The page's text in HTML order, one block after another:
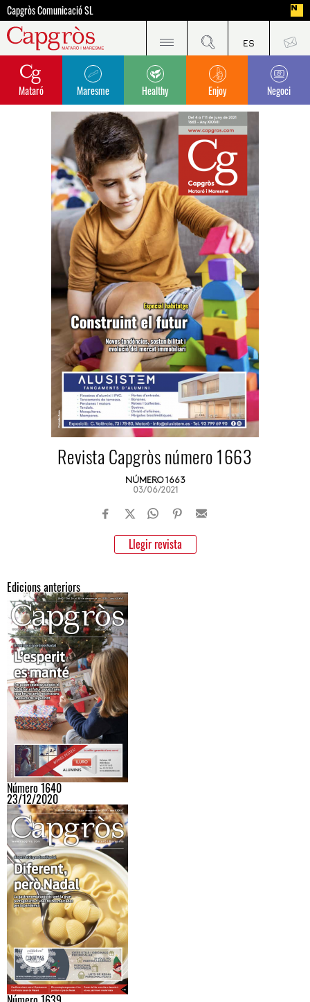
Capgròs Comunicació SL
Mataró Maresme Healthy Enjoy Negoci
Revista Capgròs número 1663
NÚMERO 1663
03/06/2021
Llegir revista
Edicions anteriors
Número 1640
23/12/2020